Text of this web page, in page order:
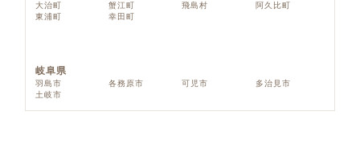
大治町
蟹江町 飛島村
阿久比町
東浦町
幸田町
岐阜県
羽島市 各務原市 可児市
多治見市
土岐市